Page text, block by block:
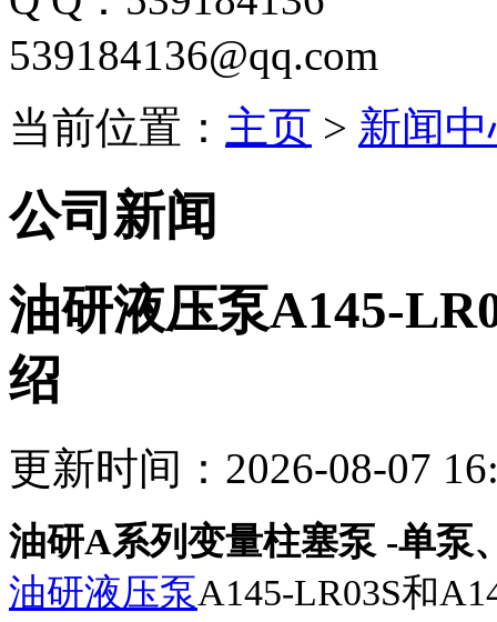
539184136@qq.com
当前位置： 主页 > 新闻
公司新闻
油研液压泵A145-
绍
更新时间：2026-08-07
油研A系列变量柱塞泵 -单泵
油研液压泵A145-LR03S和